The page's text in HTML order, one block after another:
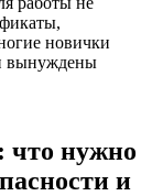
новички
вынуждены
что нужно
и